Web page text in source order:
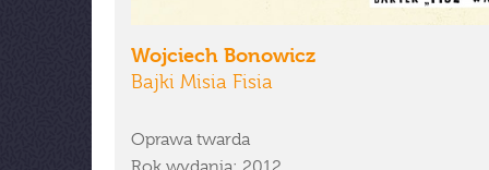
Wojciech Bonowicz
Bajki Misia Fisia
Oprawa twarda